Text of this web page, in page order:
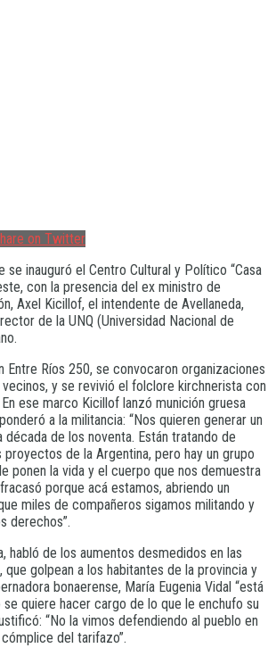
on Twitter
se inauguró el Centro Cultural y Político “Casa
con la presencia del ex ministro de
Axel Kicillof, el intendente de Avellaneda,
de la UNQ (Universidad Nacional de
Entre Ríos 250, se convocaron organizaciones
y se revivió el folclore kirchnerista con
ese marco Kicillof lanzó munición gruesa
a la militancia: “Nos quieren generar un
década de los noventa. Están tratando de
de la Argentina, pero hay un grupo
ponen la vida y el cuerpo que nos demuestra
porque acá estamos, abriendo un
miles de compañeros sigamos militando y
derechos”.
habló de los aumentos desmedidos en las
golpean a los habitantes de la provincia y
bonaerense, María Eugenia Vidal “está
quiere hacer cargo de lo que le enchufo su
“No la vimos defendiendo al pueblo en
del tarifazo”.